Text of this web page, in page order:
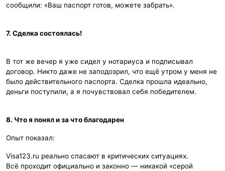
сообщили: «Ваш паспорт готов, можете забрать».
7. Сделка состоялась!
В тот же вечер я уже сидел у нотариуса и подписывал
договор. Никто даже не заподозрил, что ещё утром у меня не
было действительного паспорта. Сделка прошла идеально,
деньги поступили, а я почувствовал себя победителем.
8. Что я понял и за что благодарен
Опыт показал:
Visa123.ru реально спасают в критических ситуациях.
Всё проходит официально и законно — никакой «серой